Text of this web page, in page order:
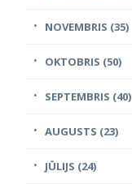
NOVEMBRIS (35)
OKTOBRIS (50)
SEPTEMBRIS (40)
AUGUSTS (23)
JŪLIJS (24)